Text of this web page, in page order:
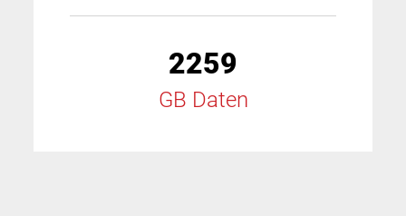
2259
GB Daten